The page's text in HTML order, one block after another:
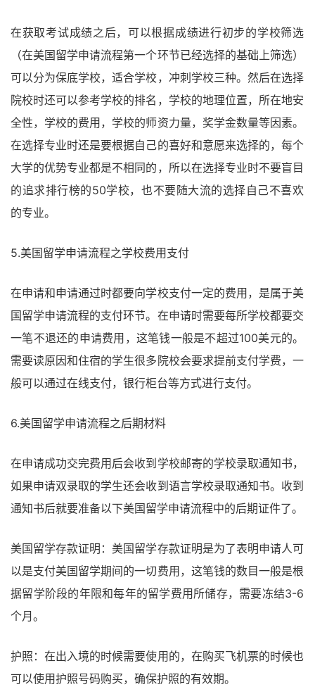
在获取考试成绩之后，可以根据成绩进行初步的学校筛选
（在美国留学申请流程第一个环节已经选择的基础上筛选）
可以分为保底学校，适合学校，冲刺学校三种。然后在选择
院校时还可以参考学校的排名，学校的地理位置，所在地安
全性，学校的费用，学校的师资力量，奖学金数量等因素。
在选择专业时还是要根据自己的喜好和意愿来选择的，每个
大学的优势专业都是不相同的，所以在选择专业时不要盲目
的追求排行榜的50学校，也不要随大流的选择自己不喜欢
的专业。
5.美国留学申请流程之学校费用支付
在申请和申请通过时都要向学校支付一定的费用，是属于美
国留学申请流程的支付环节。在申请时需要每所学校都要交
一笔不退还的申请费用，这笔钱一般是不超过100美元的。
需要读原因和住宿的学生很多院校会要求提前支付学费，一
般可以通过在线支付，银行柜台等方式进行支付。
6.美国留学申请流程之后期材料
在申请成功交完费用后会收到学校邮寄的学校录取通知书，
如果申请双录取的学生还会收到语言学校录取通知书。收到
通知书后就要准备以下美国留学申请流程中的后期证件了。
美国留学存款证明：美国留学存款证明是为了表明申请人可
以是支付美国留学期间的一切费用，这笔钱的数目一般是根
据留学阶段的年限和每年的留学费用所储存，需要冻结3-6
个月。
护照：在出入境的时候需要使用的，在购买飞机票的时候也
可以使用护照号码购买，确保护照的有效期。